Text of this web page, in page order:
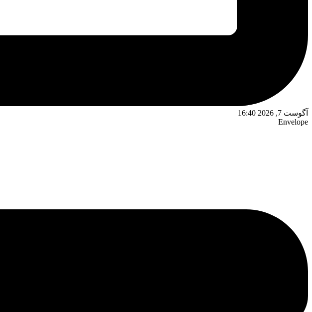
آگوست 7, 2026 16:40
Envelope